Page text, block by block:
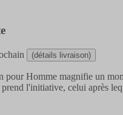
(détails livraison)
pour Homme magnifie un
l'initiative, celui après